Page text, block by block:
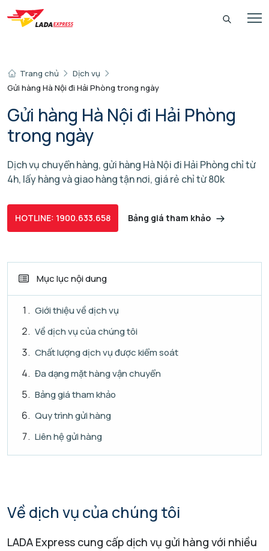
Trang chủ
Dịch vụ
Gửi hàng Hà Nội đi Hải Phòng trong ngày
Gửi hàng Hà Nội đi Hải Phòng
trong ngày
Dịch vụ chuyển hàng, gửi hàng Hà Nội đi Hải Phòng chỉ từ
4h, lấy hàng và giao hàng tận nơi, giá rẻ chỉ từ 80k
HOTLINE: 1900.633.658 Bảng giá tham khảo
Mục lục nội dung
Giới thiệu về dịch vụ
Về dịch vụ của chúng tôi
Chất lượng dịch vụ được kiểm soát
Đa dạng mặt hàng vận chuyển
Bảng giá tham khảo
Quy trình gửi hàng
Liên hệ gửi hàng
Về dịch vụ của chúng tôi
LADA Express cung cấp dịch vụ gửi hàng với nhiều